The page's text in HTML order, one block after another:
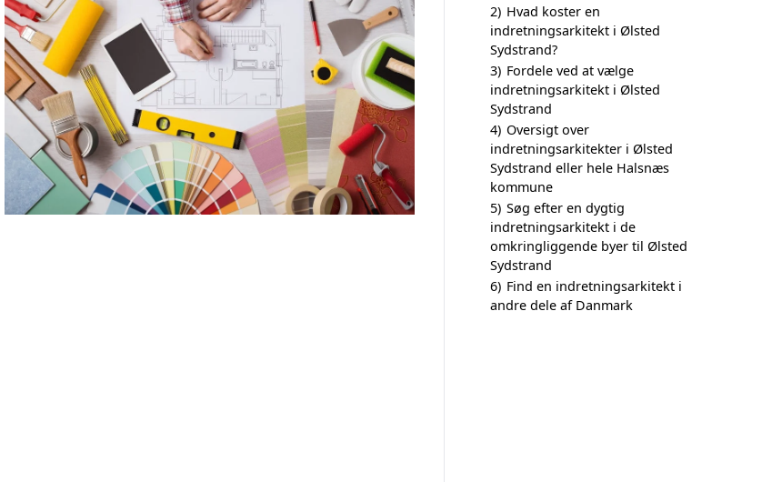
2) Hvad koster en
indretningsarkitekt i Ølsted
Sydstrand?
3) Fordele ved at vælge
indretningsarkitekt i Ølsted
Sydstrand
4) Oversigt over
indretningsarkitekter i Ølsted
Sydstrand eller hele Halsnæs
kommune
5) Søg efter en dygtig
indretningsarkitekt i de
omkringliggende byer til Ølsted
Sydstrand
6) Find en indretningsarkitekt i
andre dele af Danmark